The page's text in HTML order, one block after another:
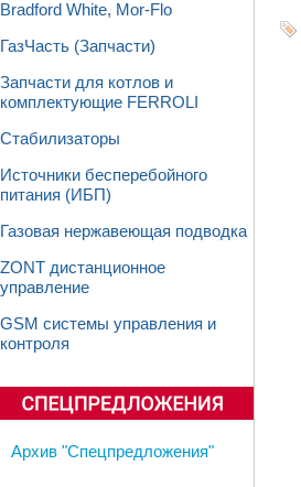
Bradford White, Mor-Flo
ГазЧасть (Запчасти)
Запчасти для котлов и
комплектующие FERROLI
Стабилизаторы
Источники бесперебойного
питания (ИБП)
Газовая нержавеющая подводка
ZONT дистанционное
управление
GSM системы управления и
контроля
Архив "Спецпредложения"